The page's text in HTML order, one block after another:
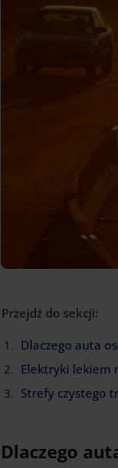
Przejdź do sekcji:
Dlaczego auta
Elektryki lekiem
Strefy czystego
Dlaczego